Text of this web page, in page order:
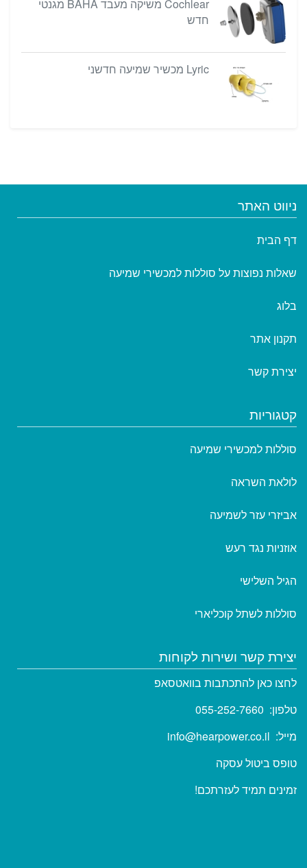
Cochlear משיקה מעבד BAHA מגנטי
חדש
Lyric מכשיר שמיעה חדשני
ניווט האתר
דף הבית
שאלות נפוצות על סוללות למכשירי שמיעה
בלוג
תקנון אתר
יצירת קשר
קטגוריות
סוללות למכשירי שמיעה
לולאת השראה
אביזרי עזר לשמיעה
אוזניות נגד רעש
הגיל השלישי
סוללות לשתל קוכליארי
יצירת קשר ושירות לקוחות
לחצו כאן להתכתבות בוואטסאפ
טלפון: 055-252-7660
מייל: info@hearpower.co.il
טופס ביטול עסקה
זמינים תמיד לעזרתכם!